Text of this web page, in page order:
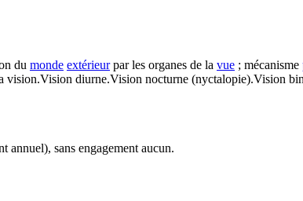
du monde extérieurpar les organes de la vue ; mécanisme
vision.Vision diurne.Vision nocturne (nyctalopie).Vision
annuel), sans engagement aucun.